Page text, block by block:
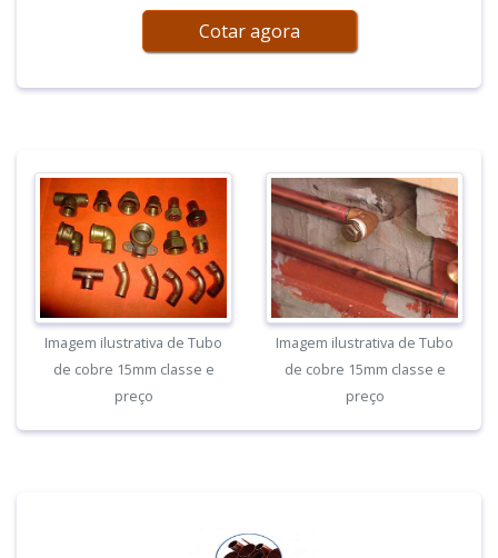
Cotar agora
Imagem ilustrativa de Tubo
de cobre 15mm classe e
preço
Imagem ilustrativa de Tubo
de cobre 15mm classe e
preço